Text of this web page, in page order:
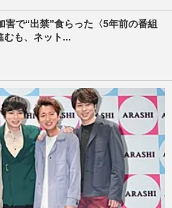
害で“出禁”食らった〈5年前の番組
むも、ネット...